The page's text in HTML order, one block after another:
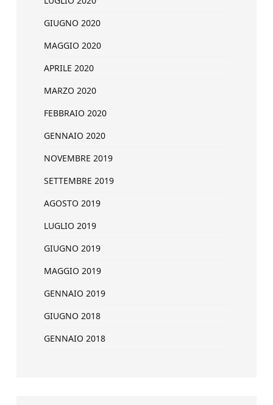
GIUGNO 2020
MAGGIO 2020
APRILE 2020
MARZO 2020
FEBBRAIO 2020
GENNAIO 2020
NOVEMBRE 2019
SETTEMBRE 2019
AGOSTO 2019
LUGLIO 2019
GIUGNO 2019
MAGGIO 2019
GENNAIO 2019
GIUGNO 2018
GENNAIO 2018